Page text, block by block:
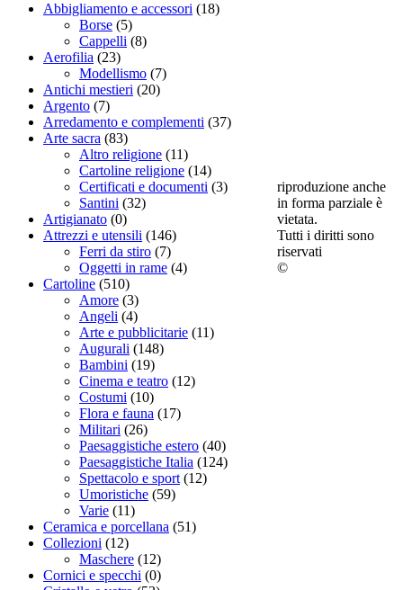
Abbigliamento e accessori (18)
Borse (5)
Cappelli (8)
Aerofilia (23)
Modellismo (7)
Antichi mestieri (20)
Argento (7)
Arredamento e complementi (37)
Arte sacra (83)
Altro religione (11)
Cartoline religione (14)
Certificati e documenti (3)
Santini (32)
Artigianato (0)
Attrezzi e utensili (146)
Ferri da stiro (7)
Oggetti in rame (4)
Cartoline (510)
Amore (3)
Angeli (4)
Arte e pubblicitarie (11)
Augurali (148)
Bambini (19)
Cinema e teatro (12)
Costumi (10)
Flora e fauna (17)
Militari (26)
Paesaggistiche estero (40)
Paesaggistiche Italia (124)
Spettacolo e sport (12)
Umoristiche (59)
Varie (11)
Ceramica e porcellana (51)
Collezioni (12)
Maschere (12)
Cornici e specchi (0)
riproduzione anche
in forma parziale è
vietata.
Tutti i diritti sono
riservati
©